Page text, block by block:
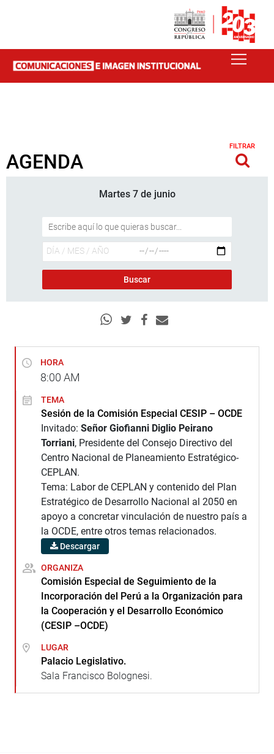
AGENDA
FILTRAR
Martes 7 de junio
HORA
8:00 AM
TEMA
Sesión de la Comisión Especial CESIP – OCDE
Invitado: Señor Giofianni Diglio Peirano
Torriani, Presidente del Consejo Directivo del
Centro Nacional de Planeamiento Estratégico-
CEPLAN.
Tema: Labor de CEPLAN y contenido del Plan
Estratégico de Desarrollo Nacional al 2050 en
apoyo a concretar vinculación de nuestro país a
la OCDE, entre otros temas relacionados.
Descargar
ORGANIZA
Comisión Especial de Seguimiento de la
Incorporación del Perú a la Organización para
la Cooperación y el Desarrollo Económico
(CESIP –OCDE)
LUGAR
Palacio Legislativo.
Sala Francisco Bolognesi.